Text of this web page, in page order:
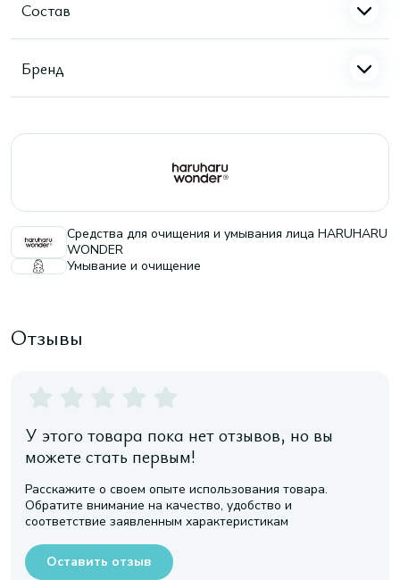
Состав
Бренд
Средства для очищения и умывания лица HARUHARU
WONDER
Умывание и очищение
Отзывы
У этого товара пока нет отзывов, но вы
можете стать первым!
Расскажите о своем опыте использования товара.
Обратите внимание на качество, удобство и
соответствие заявленным характеристикам
Оставить отзыв